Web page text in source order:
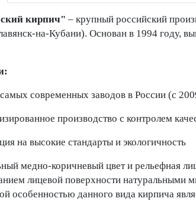
кирпич" – крупный российский
на-Кубани). Основан в 1994 году,
современных заводов в России (с
производство с контролем
на высокие стандарты и экологичность
медно-коричневый цвет и рельефная
лицевой поверхности
особенностью данного вида кирпича